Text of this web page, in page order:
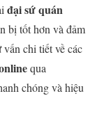
đại sứ quán
bị tốt hơn và đảm
vấn chi tiết về các
qua
chóng và hiệu